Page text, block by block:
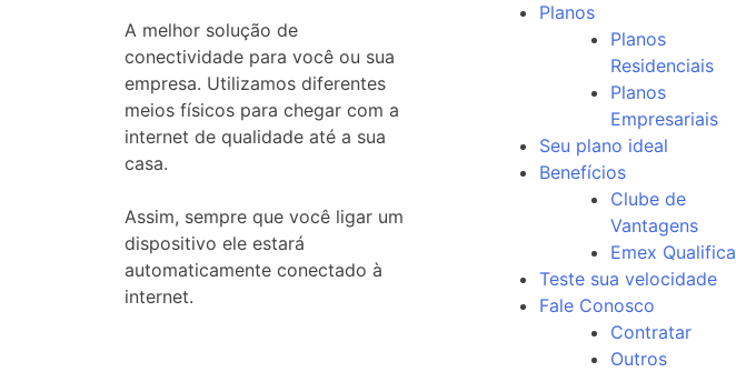
A melhor solução de
conectividade para você ou sua
empresa. Utilizamos diferentes
meios físicos para chegar com a
internet de qualidade até a sua
casa.
Assim, sempre que você ligar um
dispositivo ele estará
automaticamente conectado à
internet.
Planos
Planos
Residenciais
Planos
Empresariais
Seu plano ideal
Benefícios
Clube de
Vantagens
Emex Qualifica
Teste sua velocidade
Fale Conosco
Contratar
Outros